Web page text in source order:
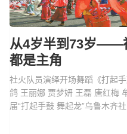
从4岁半到73岁——
都是主角
社火队员演绎开场舞蹈《打起
鸽 王丽娜 贾梦妍 王磊 唐红梅
届“打起手鼓 舞起龙”乌鲁木齐